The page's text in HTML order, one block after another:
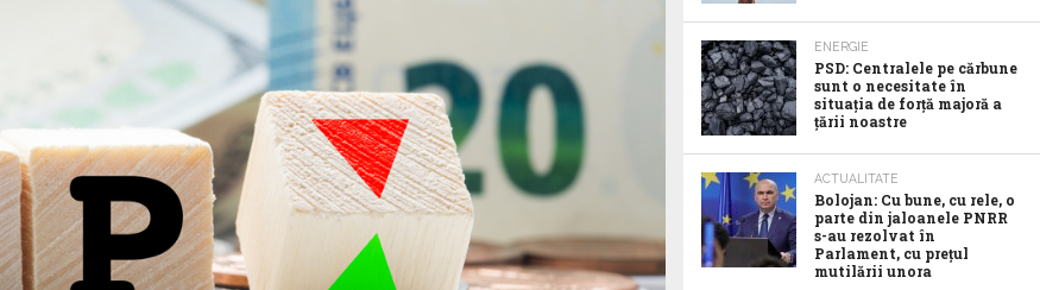
ENERGIE
PSD: Centralele pe cărbune
sunt o necesitate în
situația de forță majoră a
țării noastre
ACTUALITATE
Bolojan: Cu bune, cu rele, o
parte din jaloanele PNRR
s-au rezolvat în
Parlament, cu prețul
mutilării unora